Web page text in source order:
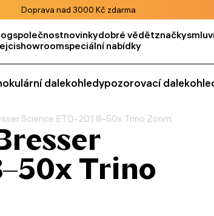
Doprava nad 3000 Kč zdarma
společnostnovinkydobré vědětznačky
showroomspeciální nabídky
dalekohledypozorovací
Science ETD-201 8–50x Trino Zoom
Trino